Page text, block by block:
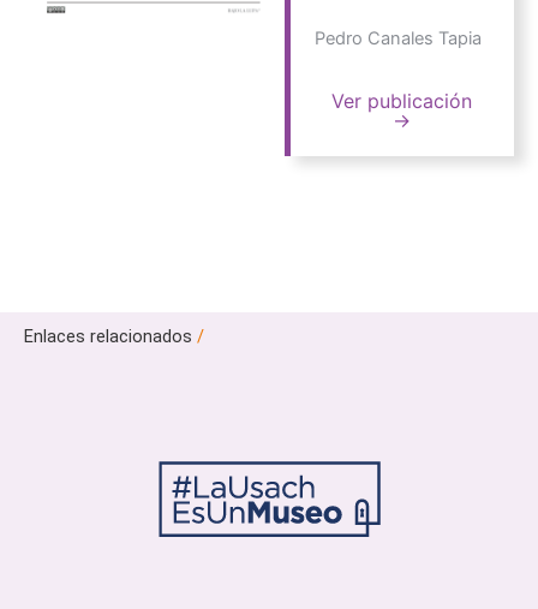
Pedro Canales Tapia
Ver publicación
→
Enlaces relacionados /